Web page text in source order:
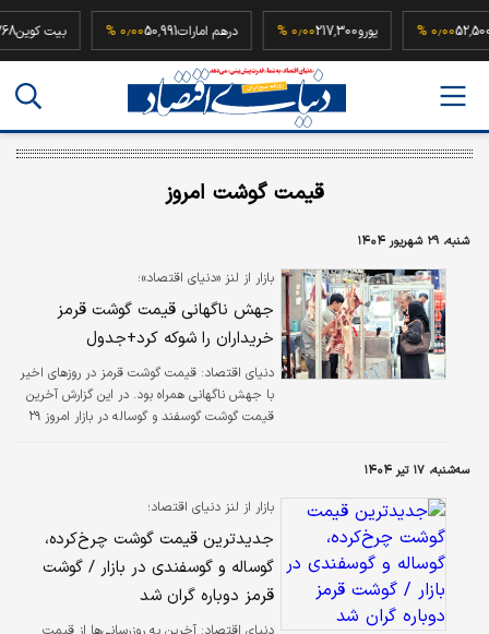
52,500,000 یورو217,300 درهم امارات50,991 بیت
قیمت گوشت امروز
شنبه، ۲۹ شهریور ۱۴۰۴
بازار از لنز «دنیای اقتصاد»؛
جهش ناگهانی قیمت گوشت قرمز
خریداران را شوکه کرد+جدول
دنیای اقتصاد: قیمت گوشت قرمز در روزهای اخیر
با جهش ناگهانی همراه بود. در این گزارش آخرین
قیمت گوشت گوسفند و گوساله در بازار امروز ۲۹
سه‌شنبه، ۱۷ تیر ۱۴۰۴
بازار از لنز دنیای اقتصاد؛
جدیدترین قیمت گوشت چرخ‌کرده،
گوساله و گوسفندی در بازار / گوشت
قرمز دوباره گران شد